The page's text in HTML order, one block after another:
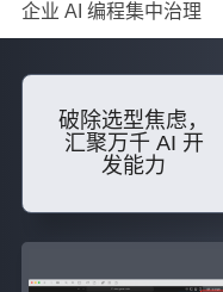
企业 AI 编程集中治理
破除选型焦虑，
汇聚万千 AI 开
发能力